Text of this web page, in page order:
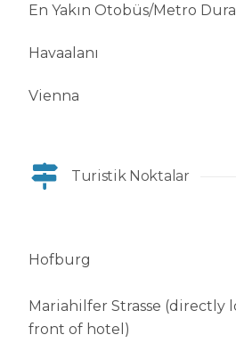
En Yakın Otobüs/Metro
Havaalanı
Vienna
Turistik Noktalar
Hofburg
Mariahilfer Strasse (directly
front of hotel)